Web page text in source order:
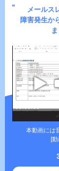
メールス
障害発生か
本動画には
[